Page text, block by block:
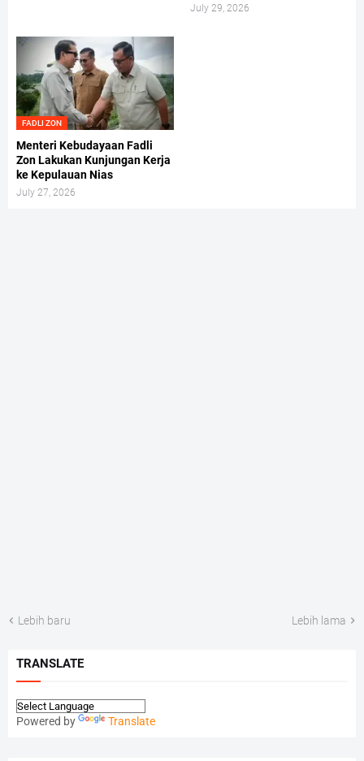
July 29, 2026
FADLI ZON
Menteri Kebudayaan Fadli
Zon Lakukan Kunjungan Kerja
ke Kepulauan Nias
July 27, 2026
Lebih baru Lebih lama
TRANSLATE
Powered by Translate